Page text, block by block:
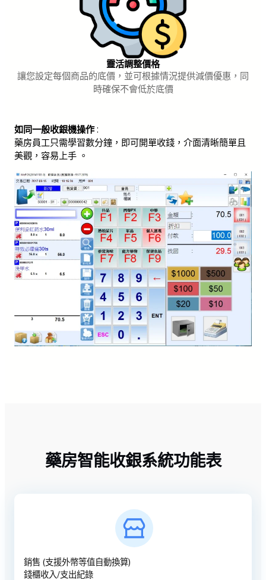
靈活調整價格
讓您設定每個商品的底價，並可根據情況提供減價優惠，同
時確保不會低於底價
如同一般收銀機操作:
藥房員工只需學習數分鐘，即可開單收錢，介面清晰簡單且
美觀，容易上手 。
藥房智能收銀系統功能表
銷售 (支援外幣等值自動換算)
錢櫃收入/支出紀錄